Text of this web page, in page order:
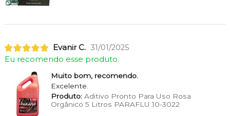
Evanir C. 31/01/2025
Eu recomendo esse produto.
Muito bom, recomendo.
Excelente.
Produto:Aditivo Pronto Para Uso Rosa
Orgânico 5 Litros PARAFLU 10-3022